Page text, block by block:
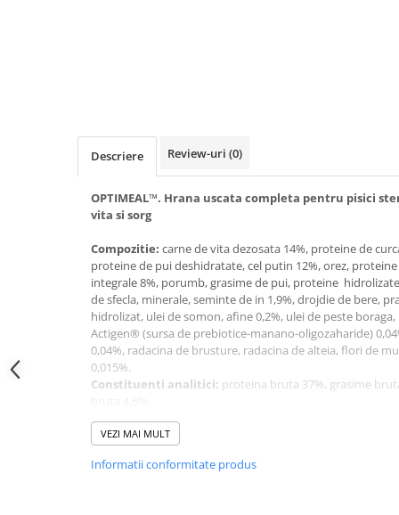
Descriere Review-uri (0)
OPTIMEAL™. Hrana uscata completa pentru pisici
vita si sorg
Compozitie: carne de vita dezosata 14%, proteine ​​de
proteine ​​de pui deshidratate, cel putin 12%, orez,
integrale 8%, porumb, grasime de pui, proteine
de sfecla, minerale, seminte de in 1,9%, drojdie de bere,
hidrolizat, ulei de somon, afine 0,2%, ulei de peste boraga,
Actigen® (sursa de prebiotice-manano-oligozaharide)
0,04%, radacina de brusture, radacina de alteia, flori de
0,015%.
Constituenti analitici: proteina ​​bruta 37%, grasime
umiditate 7%, calciu 0,95%, fosfor 0,85%, magneziu 0,8%
Aditivi (per kg) hrana:
Aditivi: vitamine (per kg hrana), mg/kg:
VEZI MAI MULT
Informatii conformitate produs